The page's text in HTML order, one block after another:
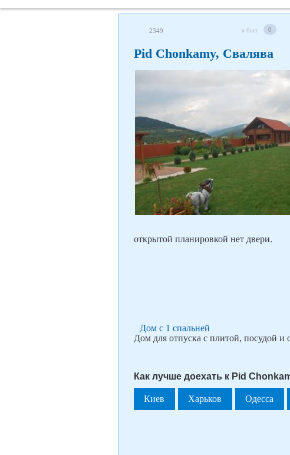
2349 я был 0
Pid Chonkamy, Свалява
открытой планировкой нет двери.
Дом с 1 спальней
Дом для отпуска с плитой, посудой и
Как лучше доехать к Pid
Киев Харьков Одесса